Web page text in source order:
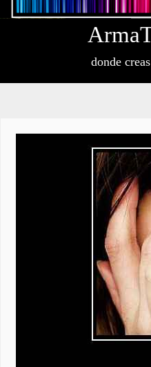
Arma
donde